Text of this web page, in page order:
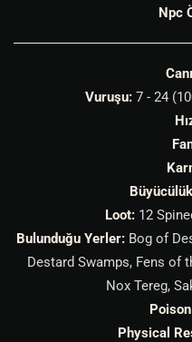
Npc
Vuruşu: 7 - 24
Loot:12
Bulunduğu Yerler:Bog of
Destard Swamps, Fens of
Nox Tereg,
Physical